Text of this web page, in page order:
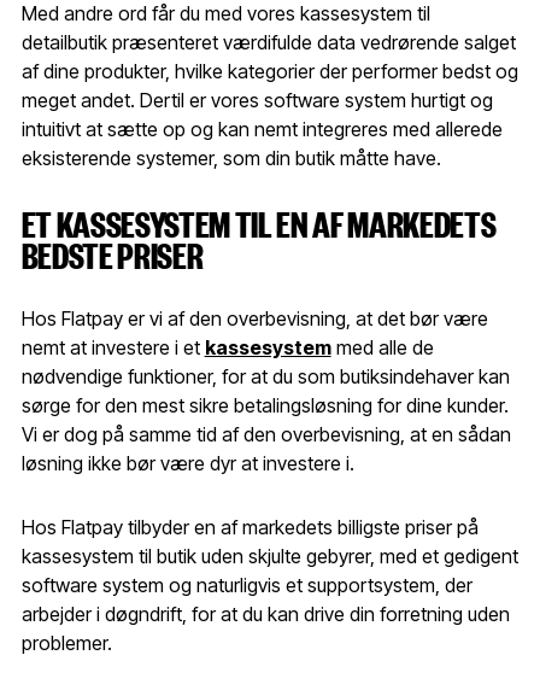
Med andre ord får du med vores kassesystem til
detailbutik præsenteret værdifulde data vedrørende salget
af dine produkter, hvilke kategorier der performer bedst og
meget andet. Dertil er vores software system hurtigt og
intuitivt at sætte op og kan nemt integreres med allerede
eksisterende systemer, som din butik måtte have.
ET KASSESYSTEM TIL EN AF MARKEDETS
BEDSTE PRISER
Hos Flatpay er vi af den overbevisning, at det bør være
nemt at investere i et kassesystemmed alle de
nødvendige funktioner, for at du som butiksindehaver kan
sørge for den mest sikre betalingsløsning for dine kunder.
Vi er dog på samme tid af den overbevisning, at en sådan
løsning ikke bør være dyr at investere i.
Hos Flatpay tilbyder en af markedets billigste priser på
kassesystem til butik uden skjulte gebyrer, med et gedigent
software system og naturligvis et supportsystem, der
arbejder i døgndrift, for at du kan drive din forretning uden
problemer.